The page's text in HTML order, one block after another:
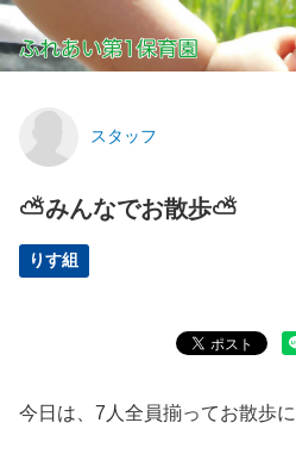
スタッフ
⛅みんなでお散歩⛅
りす組
今日は、7人全員揃ってお散歩